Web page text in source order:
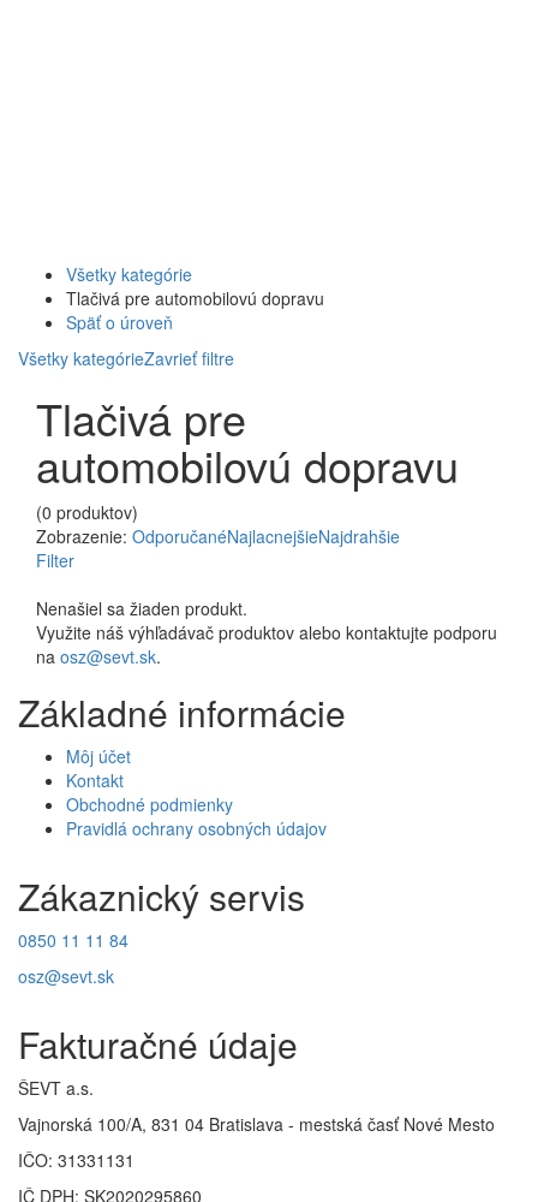
Všetky kategórie
Tlačivá pre automobilovú dopravu
Späť o úroveň
Všetky kategórieZavrieť filtre
Tlačivá pre
automobilovú dopravu
(0 produktov)
Zobrazenie: OdporučanéNajlacnejšieNajdrahšie
Filter
Nenašiel sa žiaden produkt.
Využite náš výhľadávač produktov alebo kontaktujte podporu
na osz@sevt.sk.
Základné informácie
Môj účet
Kontakt
Obchodné podmienky
Pravidlá ochrany osobných údajov
Zákaznický servis
0850 11 11 84
osz@sevt.sk
Fakturačné údaje
ŠEVT a.s.
Vajnorská 100/A, 831 04 Bratislava - mestská časť Nové Mesto
IČO: 31331131
IČ DPH: SK2020295860